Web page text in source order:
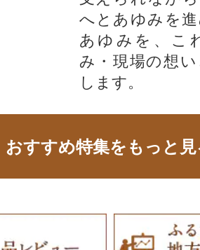
へとあゆみを
あゆみを、こ
み・現場の想
します。
おすすめ特集をもっと